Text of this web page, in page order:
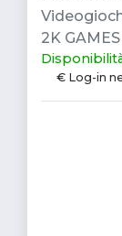
2K GAMES
€ Log-in